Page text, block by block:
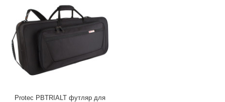
Protec PBTRIALT футляр для